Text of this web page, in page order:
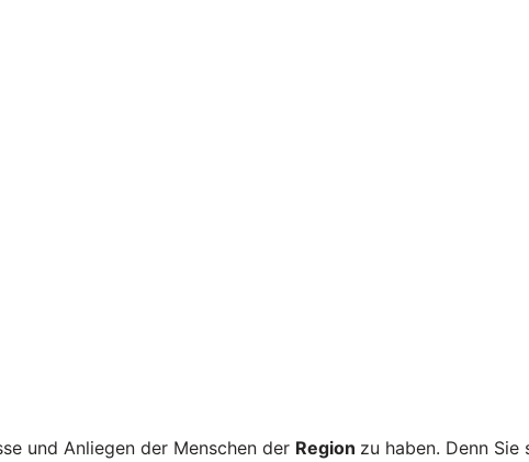
und Anliegen der Menschen der Region zu haben. Denn Sie